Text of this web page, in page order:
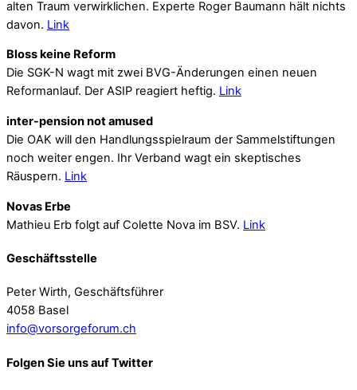
alten Traum verwirklichen. Experte Roger Baumann hält nichts
davon. Link
Bloss keine Reform
Die SGK-N wagt mit zwei BVG-Änderungen einen neuen
Reformanlauf. Der ASIP reagiert heftig. Link
inter-pension not amused
Die OAK will den Handlungsspielraum der Sammelstiftungen
noch weiter engen. Ihr Verband wagt ein skeptisches
Räuspern. Link
Novas Erbe
Mathieu Erb folgt auf Colette Nova im BSV. Link
Geschäftsstelle
Peter Wirth, Geschäftsführer
4058 Basel
info@vorsorgeforum.ch
Folgen Sie uns auf Twitter